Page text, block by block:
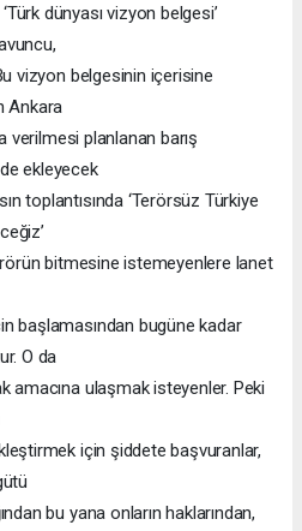
dünyası vizyon belgesi’
vizyon belgesinin içerisine
Ankara
verilmesi planlanan barış
ekleyecek
toplantısında ‘Terörsüz Türkiye
bitmesine istemeyenlere lanet
başlamasından bugüne kadar
O da
amacına ulaşmak isteyenler. Peki
için şiddete başvuranlar,
bu yana onların haklarından,